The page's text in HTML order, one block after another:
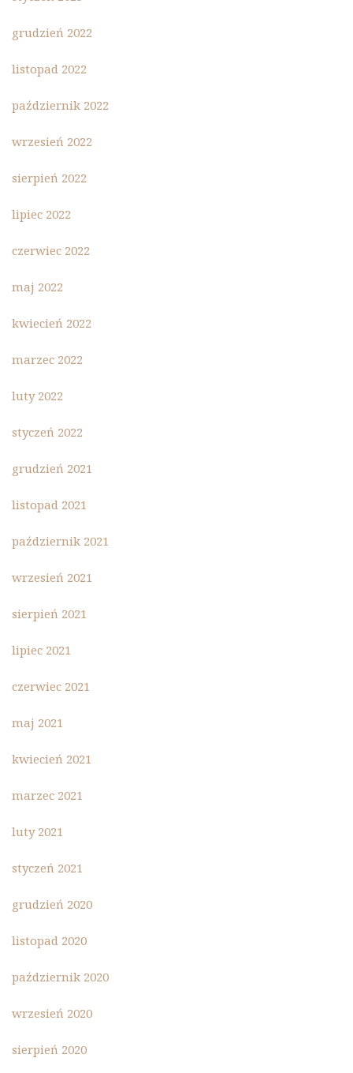
grudzień 2022
listopad 2022
październik 2022
wrzesień 2022
sierpień 2022
lipiec 2022
czerwiec 2022
maj 2022
kwiecień 2022
marzec 2022
luty 2022
styczeń 2022
grudzień 2021
listopad 2021
październik 2021
wrzesień 2021
sierpień 2021
lipiec 2021
czerwiec 2021
maj 2021
kwiecień 2021
marzec 2021
luty 2021
styczeń 2021
grudzień 2020
listopad 2020
październik 2020
wrzesień 2020
sierpień 2020